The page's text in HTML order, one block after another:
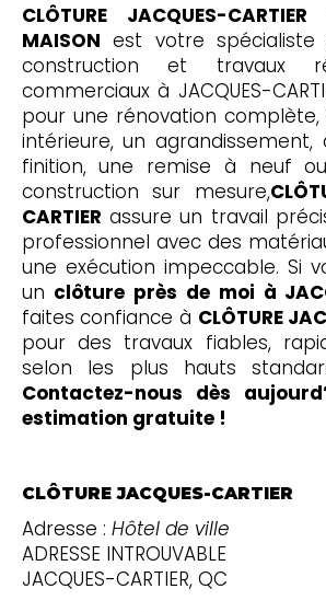
CLÔTURE JACQUES-
MAISON est votre spécialiste
construction et travaux
commerciaux à JACQUES-
pour une rénovation
intérieure, un agrandissement,
finition, une remise à neuf
construction sur mesure,
CARTIER assure un travail
professionnel avec des
une exécution impeccable. Si
un clôture près de moi à
faites confiance à CLÔTURE
pour des travaux fiables,
selon les plus hauts
Contactez-nous dès
estimation gratuite !
CLÔTURE JACQUES-CARTIER
Adresse : Hôtel de ville
ADRESSE INTROUVABLE
JACQUES-CARTIER, QC